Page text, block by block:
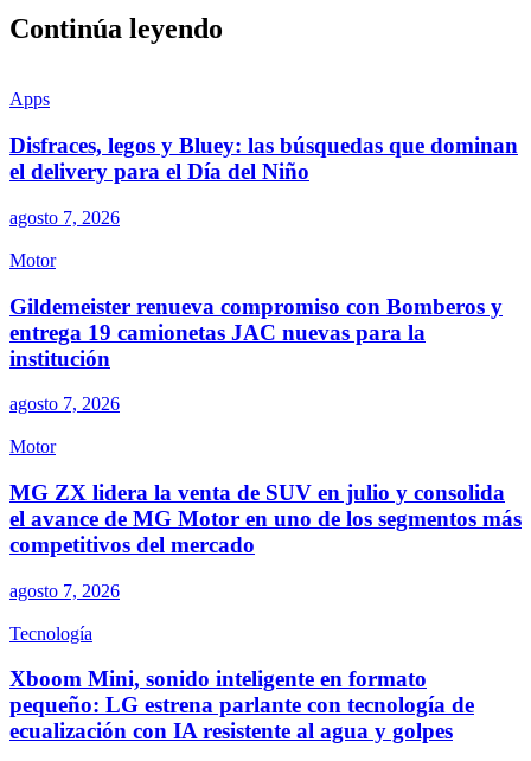
Continúa leyendo
Apps
Disfraces, legos y Bluey: las búsquedas que dominan
el delivery para el Día del Niño
agosto 7, 2026
Motor
Gildemeister renueva compromiso con Bomberos y
entrega 19 camionetas JAC nuevas para la
institución
agosto 7, 2026
Motor
MG ZX lidera la venta de SUV en julio y consolida
el avance de MG Motor en uno de los segmentos más
competitivos del mercado
agosto 7, 2026
Tecnología
Xboom Mini, sonido inteligente en formato
pequeño: LG estrena parlante con tecnología de
ecualización con IA resistente al agua y golpes